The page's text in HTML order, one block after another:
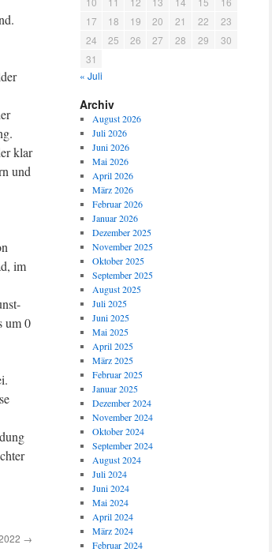
klar
und
im
um 0
→
17
18 19 20 21 22
23
24
25 26 27 28 29
30
31
« Juli
Archiv
August 2026
Juli 2026
Juni 2026
Mai 2026
April 2026
März 2026
Februar 2026
Januar 2026
Dezember 2025
November 2025
Oktober 2025
September 2025
August 2025
Juli 2025
Juni 2025
Mai 2025
April 2025
März 2025
Februar 2025
Januar 2025
Dezember 2024
November 2024
Oktober 2024
September 2024
August 2024
Juli 2024
Juni 2024
Mai 2024
April 2024
März 2024
Februar 2024